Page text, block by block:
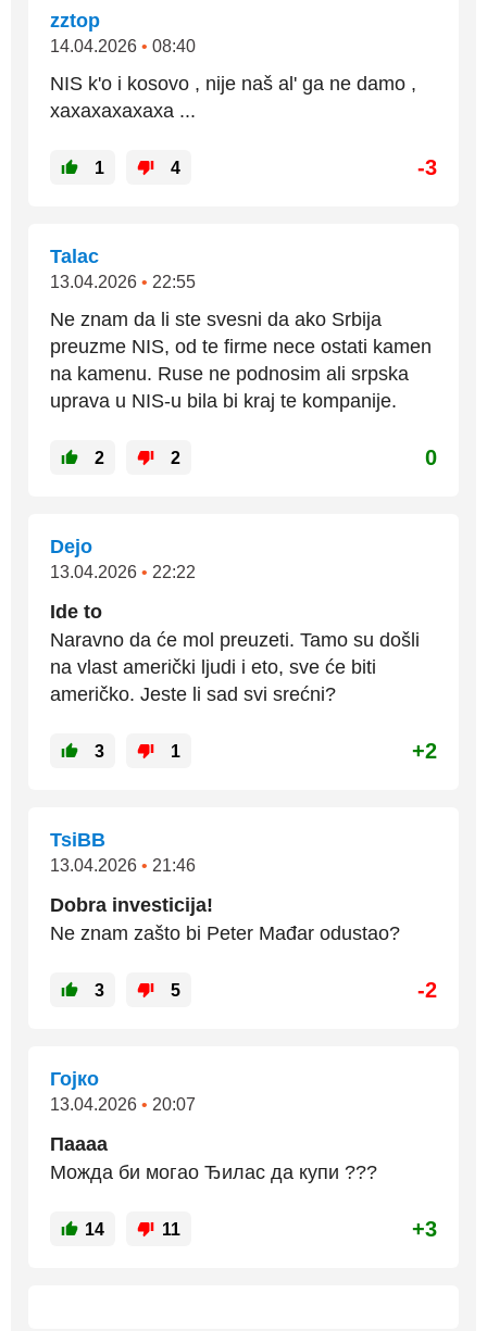
zztop
14.04.2026 • 08:40
NIS k'o i kosovo , nije naš al' ga ne damo ,
xaxaxaxaxaxa ...
1 4 -3
Talac
13.04.2026 • 22:55
Ne znam da li ste svesni da ako Srbija
preuzme NIS, od te firme nece ostati kamen
na kamenu. Ruse ne podnosim ali srpska
uprava u NIS-u bila bi kraj te kompanije.
2 2 0
Dejo
13.04.2026 • 22:22
Ide to
Naravno da će mol preuzeti. Tamo su došli
na vlast američki ljudi i eto, sve će biti
američko. Jeste li sad svi srećni?
3 1 +2
TsiBB
13.04.2026 • 21:46
Dobra investicija!
Ne znam zašto bi Peter Mađar odustao?
3 5 -2
Гојко
13.04.2026 • 20:07
Паааа
Можда би могао Ђилас да купи ???
14 11 +3